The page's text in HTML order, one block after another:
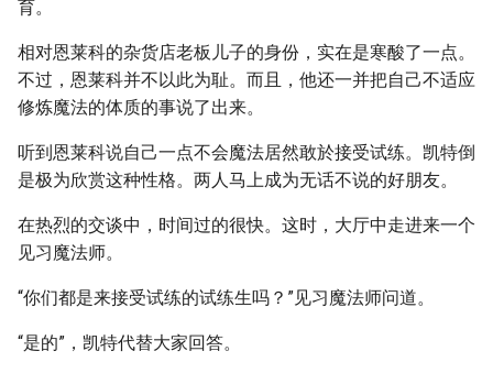
育。
相对恩莱科的杂货店老板儿子的身份，实在是寒酸了一点。
不过，恩莱科并不以此为耻。而且，他还一并把自己不适应
修炼魔法的体质的事说了出来。
听到恩莱科说自己一点不会魔法居然敢於接受试练。凯特倒
是极为欣赏这种性格。两人马上成为无话不说的好朋友。
在热烈的交谈中，时间过的很快。这时，大厅中走进来一个
见习魔法师。
“你们都是来接受试练的试练生吗？”见习魔法师问道。
“是的”，凯特代替大家回答。